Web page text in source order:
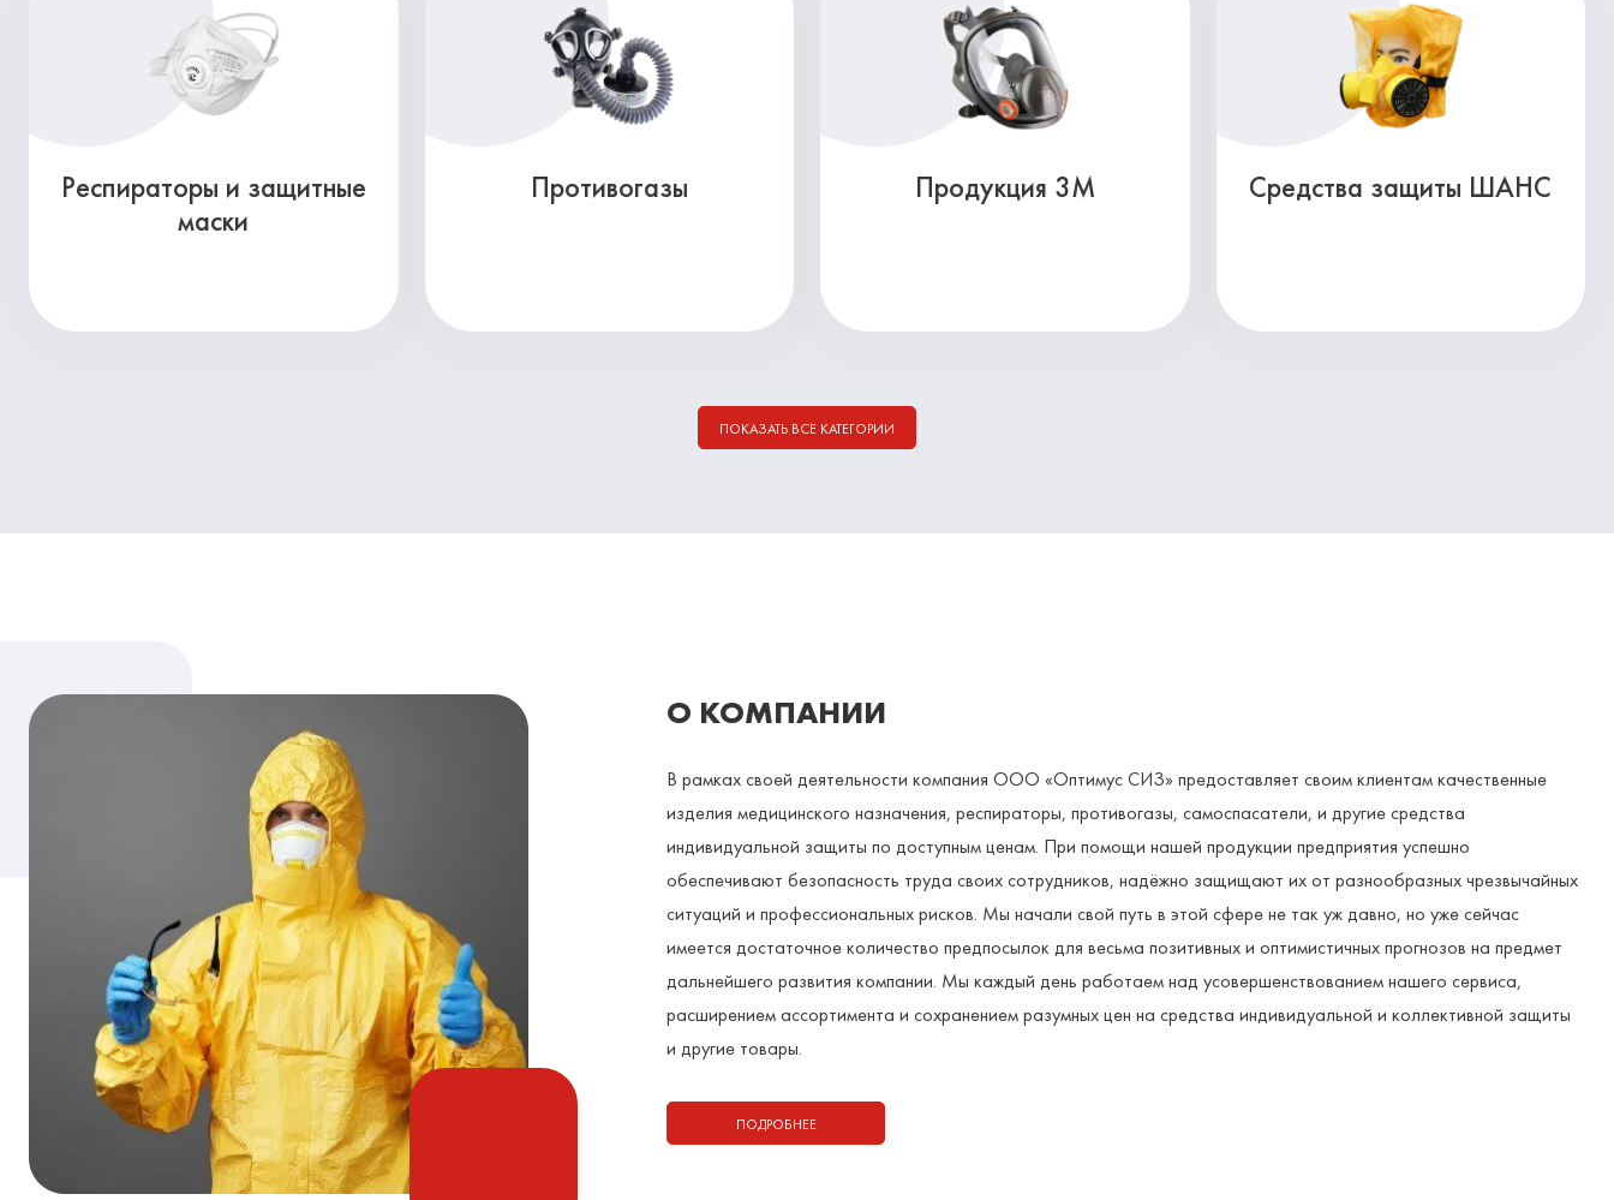
Респираторы и защитные
маски
Противогазы Продукция 3М Средства защиты ШАНС
ПОКАЗАТЬ ВСЕ КАТЕГОРИИ
О КОМПАНИИ
В рамках своей деятельности компания ООО «Оптимус СИЗ» предоставляет своим клиентам качественные
изделия медицинского назначения, респираторы, противогазы, самоспасатели, и другие средства
индивидуальной защиты по доступным ценам. При помощи нашей продукции предприятия успешно
обеспечивают безопасность труда своих сотрудников, надёжно защищают их от разнообразных чрезвычайных
ситуаций и профессиональных рисков. Мы начали свой путь в этой сфере не так уж давно, но уже сейчас
имеется достаточное количество предпосылок для весьма позитивных и оптимистичных прогнозов на предмет
дальнейшего развития компании. Мы каждый день работаем над усовершенствованием нашего сервиса,
расширением ассортимента и сохранением разумных цен на средства индивидуальной и коллективной защиты
и другие товары.
ПОДРОБНЕЕ